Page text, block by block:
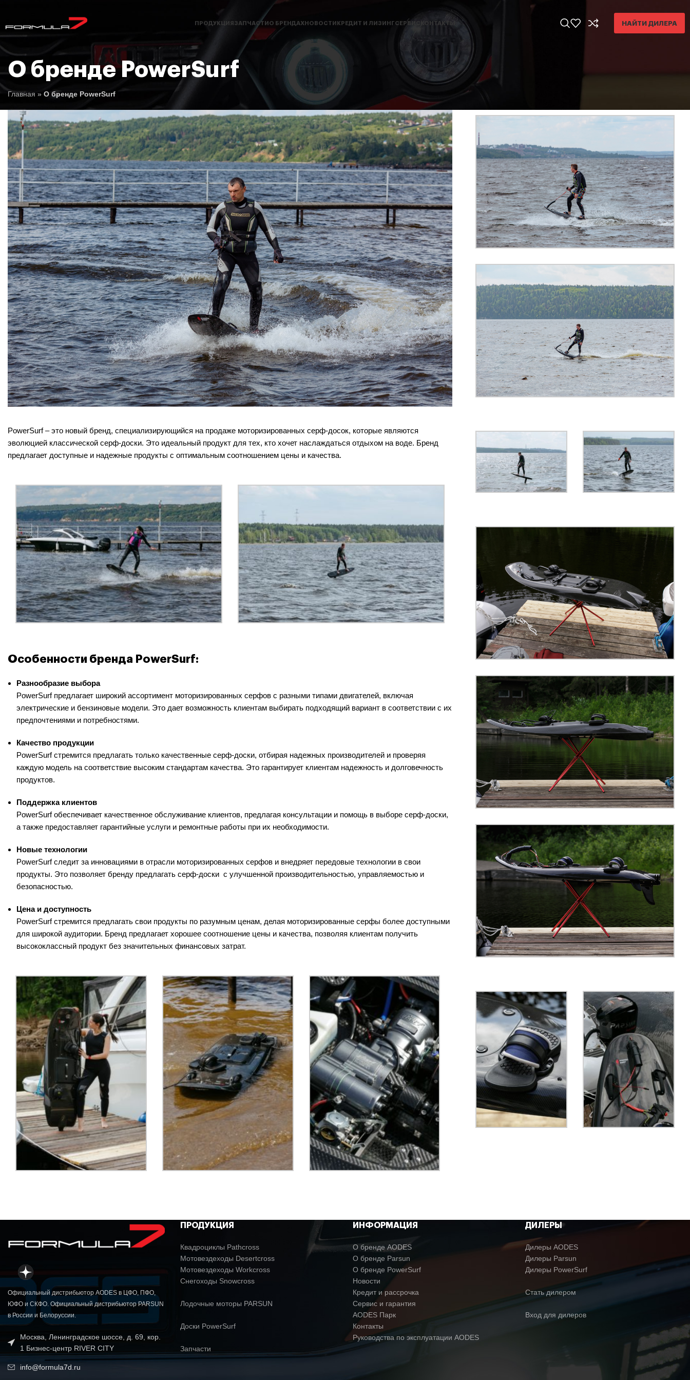
ПРОДУКЦИЯ ЗАПЧАСТИ О БРЕНДАХ НОВОСТИ КРЕДИТ И ЛИЗИНГСЕРВИС КОНТАКТЫ НАЙТИ ДИЛЕРА
О бренде PowerSurf
Главная » О бренде PowerSurf
PowerSurf – это новый бренд, специализирующийся на продаже моторизированных серф-досок, которые являются
эволюцией классической серф-доски. Это идеальный продукт для тех, кто хочет наслаждаться отдыхом на воде. Бренд
предлагает доступные и надежные продукты с оптимальным соотношением цены и качества.
Особенности бренда PowerSurf:
Разнообразие выбора
PowerSurf предлагает широкий ассортимент моторизированных серфов с разными типами двигателей, включая
электрические и бензиновые модели. Это дает возможность клиентам выбирать подходящий вариант в соответствии с их
предпочтениями и потребностями.
Качество продукции
PowerSurf стремится предлагать только качественные серф-доски, отбирая надежных производителей и проверяя
каждую модель на соответствие высоким стандартам качества. Это гарантирует клиентам надежность и долговечность
продуктов.
Поддержка клиентов
PowerSurf обеспечивает качественное обслуживание клиентов, предлагая консультации и помощь в выборе серф-доски,
а также предоставляет гарантийные услуги и ремонтные работы при их необходимости.
Новые технологии
PowerSurf следит за инновациями в отрасли моторизированных серфов и внедряет передовые технологии в свои
продукты. Это позволяет бренду предлагать серф-доски с улучшенной производительностью, управляемостью и
безопасностью.
Цена и доступность
PowerSurf стремится предлагать свои продукты по разумным ценам, делая моторизированные серфы более доступными
для широкой аудитории. Бренд предлагает хорошее соотношение цены и качества, позволяя клиентам получить
высококлассный продукт без значительных финансовых затрат.
Официальный дистрибьютор AODES в ЦФО, ПФО,
ЮФО и СКФО. Официальный дистрибьютор PARSUN
в России и Белоруссии.
Москва, Ленинградское шоссе, д. 69, кор.
1 Бизнес-центр RIVER CITY
info@formula7d.ru
ПРОДУКЦИЯ
Квадроциклы Pathcross
Мотовездеходы Desertcross
Мотовездеходы Workcross
Снегоходы Snowcross
Лодочные моторы PARSUN
Доски PowerSurf
Запчасти
ИНФОРМАЦИЯ
О бренде AODES
О бренде Parsun
О бренде PowerSurf
Новости
Кредит и рассрочка
Сервис и гарантия
AODES Парк
Контакты
Руководства по эксплуатации AODES
ДИЛЕРЫ
Дилеры AODES
Дилеры Parsun
Дилеры PowerSurf
Стать дилером
Вход для дилеров